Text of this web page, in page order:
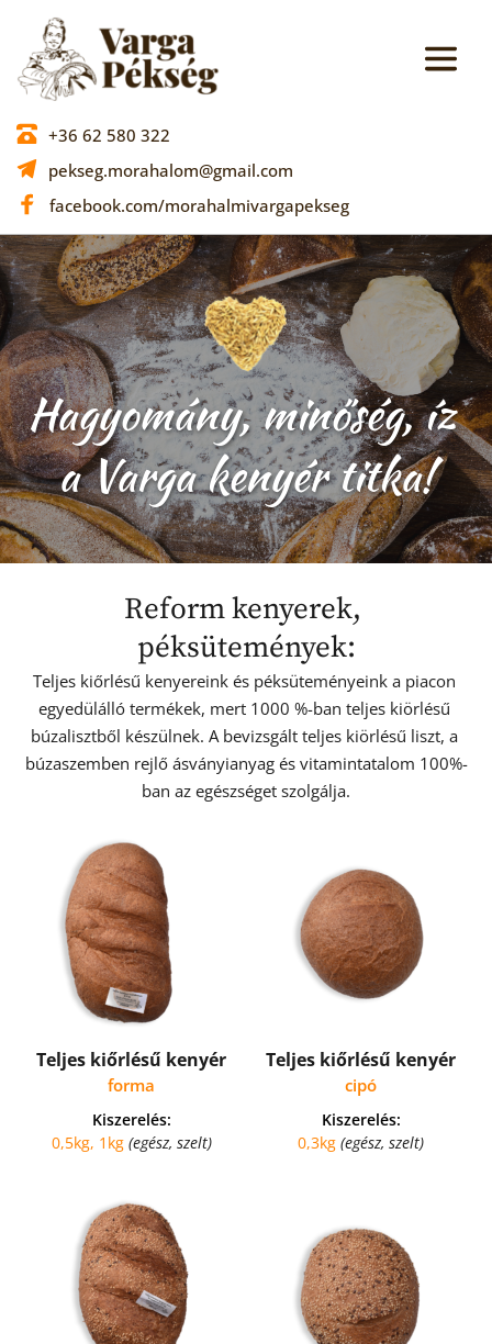
+36 62 580 322
pekseg.morahalom@gmail.com
facebook.com/morahalmivargapekseg
Hagyomány, minőség, íz
a Varga kenyér titka!
Reform kenyerek,
péksütemények:
Teljes kiőrlésű kenyereink és péksüteményeink a piacon
egyedülálló termékek, mert 1000 %-ban teljes kiörlésű
búzalisztből készülnek. A bevizsgált teljes kiörlésű liszt, a
búzaszemben rejlő ásványianyag és vitamintatalom 100%-
ban az egészséget szolgálja.
Teljes kiőrlésű kenyér
forma
Kiszerelés:
0,5kg, 1kg (egész, szelt)
Teljes kiőrlésű kenyér
cipó
Kiszerelés:
0,3kg (egész, szelt)